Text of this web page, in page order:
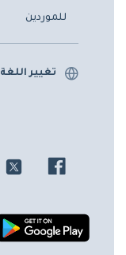
للموردين
تغيير اللغة